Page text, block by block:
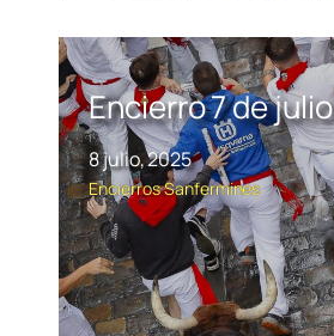
Encierro 7 de julio
8 julio, 2025
Encierros Sanfermines